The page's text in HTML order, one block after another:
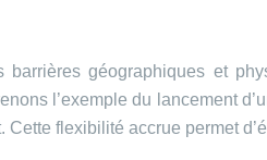
géographiques et
l’exemple du lancement
flexibilité accrue permet